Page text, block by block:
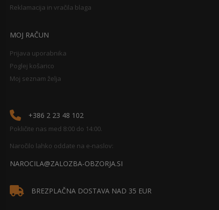
Reklamacija in vračila blaga
MOJ RAČUN
Prijava uporabnika
Poglej košarico
Moj seznam želja
+386 2 23 48 102
Pokličite nas med 8:00 do 14:00.
Naročilo lahko oddate na e-naslov:
NAROCILA@ZALOZBA-OBZORJA.SI
BREZPLAČNA DOSTAVA NAD 35 EUR